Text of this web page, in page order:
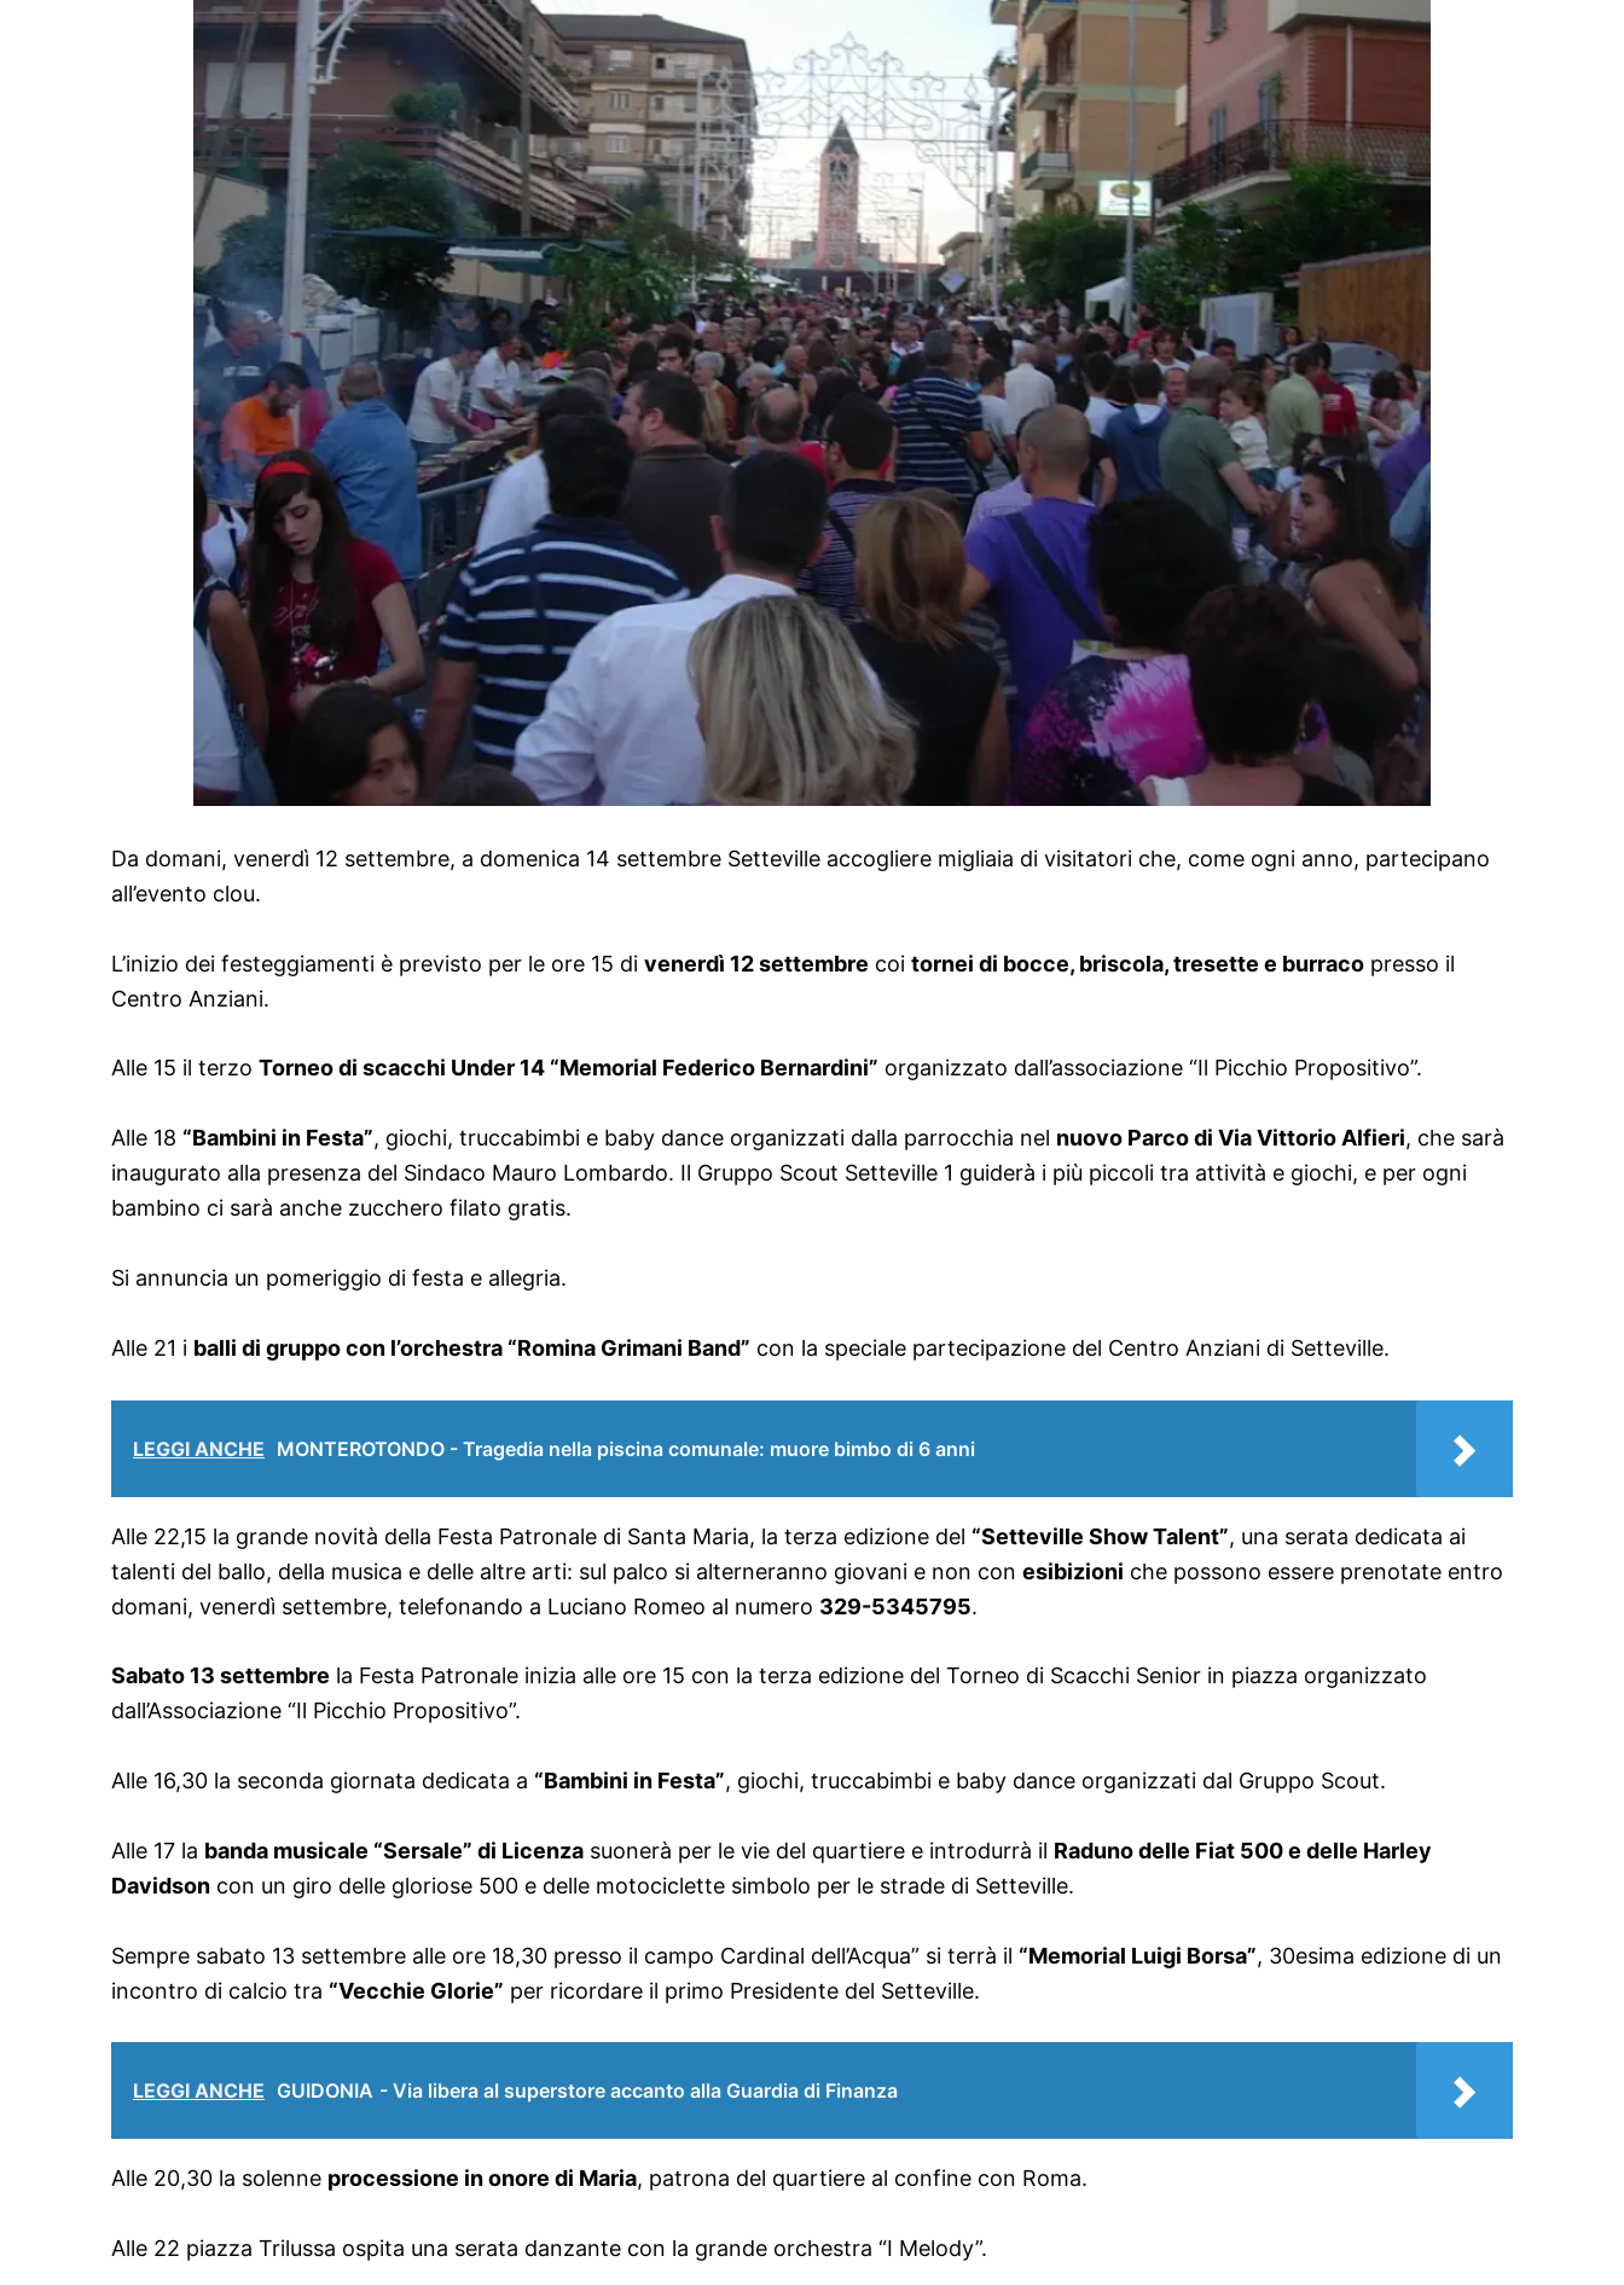
Da domani, venerdì 12 settembre, a domenica 14 settembre Setteville accogliere migliaia di visitatori che, come ogni anno, partecipano
all’evento clou.
L’inizio dei festeggiamenti è previsto per le ore 15 di venerdì 12 settembre coi tornei di bocce, briscola, tresette e burraco presso il
Centro Anziani.
Alle 15 il terzo Torneo di scacchi Under 14 “Memorial Federico Bernardini” organizzato dall’associazione “Il Picchio Propositivo”.
Alle 18 “Bambini in Festa”, giochi, truccabimbi e baby dance organizzati dalla parrocchia nel nuovo Parco di Via Vittorio Alfieri, che sarà
inaugurato alla presenza del Sindaco Mauro Lombardo. Il Gruppo Scout Setteville 1 guiderà i più piccoli tra attività e giochi, e per ogni
bambino ci sarà anche zucchero filato gratis.
Si annuncia un pomeriggio di festa e allegria.
Alle 21 i balli di gruppo con l’orchestra “Romina Grimani Band” con la speciale partecipazione del Centro Anziani di Setteville.
LEGGI ANCHE MONTEROTONDO - Tragedia nella piscina comunale: muore bimbo di 6 anni
Alle 22,15 la grande novità della Festa Patronale di Santa Maria, la terza edizione del “Setteville Show Talent”, una serata dedicata ai
talenti del ballo, della musica e delle altre arti: sul palco si alterneranno giovani e non con esibizioni che possono essere prenotate entro
domani, venerdì settembre, telefonando a Luciano Romeo al numero 329-5345795.
Sabato 13 settembre la Festa Patronale inizia alle ore 15 con la terza edizione del Torneo di Scacchi Senior in piazza organizzato
dall’Associazione “Il Picchio Propositivo”.
Alle 16,30 la seconda giornata dedicata a “Bambini in Festa”, giochi, truccabimbi e baby dance organizzati dal Gruppo Scout.
Alle 17 la banda musicale “Sersale” di Licenza suonerà per le vie del quartiere e introdurrà il Raduno delle Fiat 500 e delle Harley
Davidson con un giro delle gloriose 500 e delle motociclette simbolo per le strade di Setteville.
Sempre sabato 13 settembre alle ore 18,30 presso il campo Cardinal dell’Acqua” si terrà il “Memorial Luigi Borsa”, 30esima edizione di un
incontro di calcio tra “Vecchie Glorie” per ricordare il primo Presidente del Setteville.
LEGGI ANCHE GUIDONIA - Via libera al superstore accanto alla Guardia di Finanza
Alle 20,30 la solenne processione in onore di Maria, patrona del quartiere al confine con Roma.
Alle 22 piazza Trilussa ospita una serata danzante con la grande orchestra “I Melody”.